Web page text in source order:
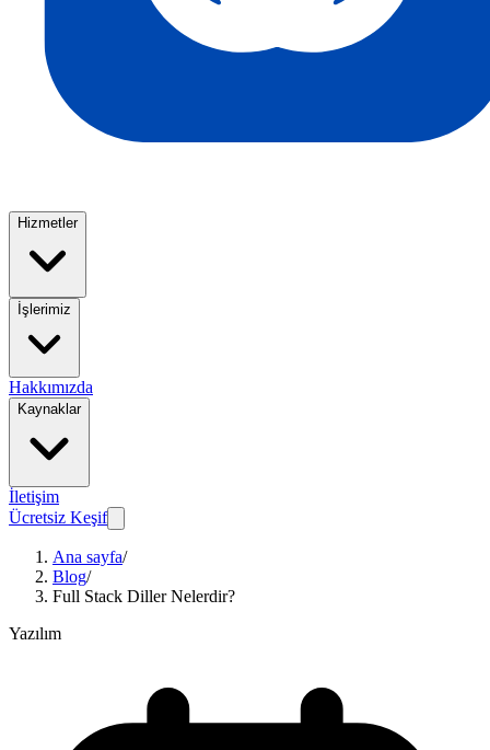
Hizmetler
İşlerimiz
Hakkımızda
Kaynaklar
İletişim
Ücretsiz Keşif
Ana sayfa/
Blog/
Full Stack Diller Nelerdir?
Yazılım